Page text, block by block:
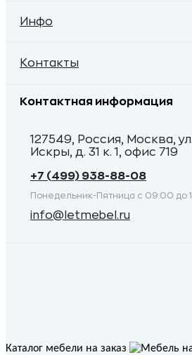
Инфо
Контакты
Контактная информация
127549, Россия, Москва, ул.
Искры, д. 31 к. 1, офис 719
+7 (499) 938-88-08
Понедельник-Пятница с 09:00 до
info@letmebel.ru
Каталог мебели на заказ